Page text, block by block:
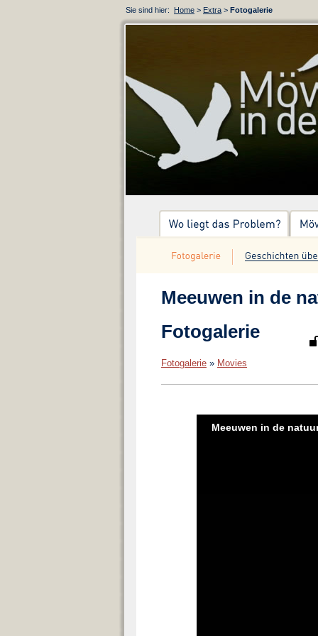
Sie sind hier: Home > Extra > Fotogalerie
Meeuwen in de
Fotogalerie
Fotogalerie » Movies
Meeuwen in de